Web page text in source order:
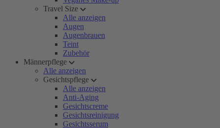
Travel Size
Alle anzeigen
Augen
Augenbrauen
Teint
Zubehör
Männerpflege
Alle anzeigen
Gesichtspflege
Alle anzeigen
Anti-Aging
Gesichtscreme
Gesichtsreinigung
Gesichtsserum